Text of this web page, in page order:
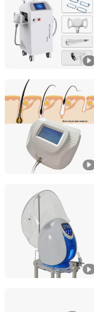
Guangdong,
Beijing Sunrise
Beijing, China
Guangzhou
Guangdong,
Ofan Intelligent